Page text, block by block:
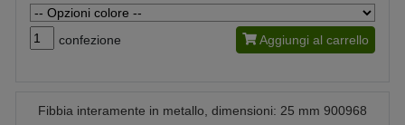
confezione Aggiungi al carrello
Fibbia interamente in metallo, dimensioni: 25 mm 900968